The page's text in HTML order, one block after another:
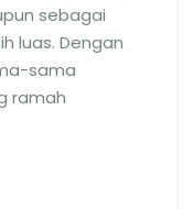
sebagai
luas. Dengan
sama
ramah